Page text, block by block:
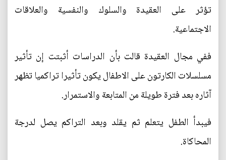
تؤثر على العقيدة والسلوك والنفسية والعلاقات
الاجتماعية.
ففي مجال العقيدة قالت بأن الدراسات أثبتت إن تأثير
مسلسلات الكارتون على الاطفال يكون تأثيرا تراكميا تظهر
آثاره بعد فترة طويلة من المتابعة والاستمرار.
فيبدأ الطفل يتعلم ثم يقلد وبعد التراكم يصل لدرجة
المحاكاة.